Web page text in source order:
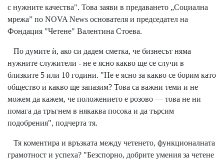
с нужните качества". Това заяви в предаването „Социална
мрежа” по NOVA News основателя и председател на
Фондация "Четене" Валентина Стоева.
По думите ѝ, ако си дадем сметка, че бизнесът няма
нужните служители - не е ясно какво ще се случи в
близките 5 или 10 години. "Не е ясно за какво се борим като
общество и какво ще запазим? Това са важни теми и не
можем да кажем, че положението е розово — това не ни
помага да тръгнем в някаква посока и да търсим
подобрения", подчерта тя.
Тя коментира и връзката между четенето, функционалната
грамотност и успеха? "Безспорно, добрите умения за четене